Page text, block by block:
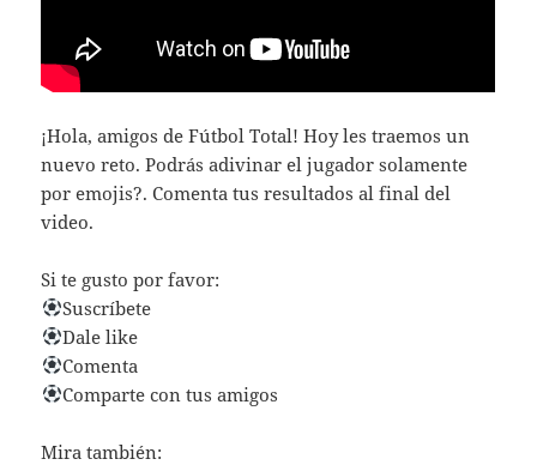
¡Hola, amigos de Fútbol Total! Hoy les traemos un
nuevo reto. Podrás adivinar el jugador solamente
por emojis?. Comenta tus resultados al final del
video.
Si te gusto por favor:
Suscríbete
Dale like
Comenta
Comparte con tus amigos
Mira también: